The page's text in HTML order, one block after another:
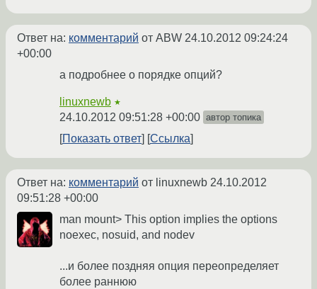
Ответ на: комментарий от ABW 24.10.2012 09:24:24
+00:00
а подробнее о порядке опций?
linuxnewb ★
24.10.2012 09:51:28 +00:00 автор топика
Показать ответ Ссылка
Ответ на: комментарий от linuxnewb 24.10.2012
09:51:28 +00:00
man mount> This option implies the options
noexec, nosuid, and nodev
...и более поздняя опция переопределяет
более раннюю